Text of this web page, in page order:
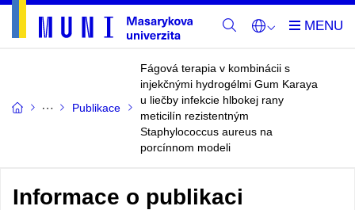
Publikace
Fágová terapia v kombinácii s
injekčnými hydrogélmi Gum Karaya
u liečby infekcie hlbokej rany
meticilín rezistentným
Staphylococcus aureus na
porcínnom modeli
Informace o publikaci